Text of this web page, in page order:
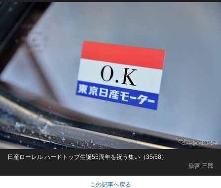
嶽宮 三郎
日産ローレル ハードトップ生誕55周年を祝う集い（35/58）
この記事へ戻る